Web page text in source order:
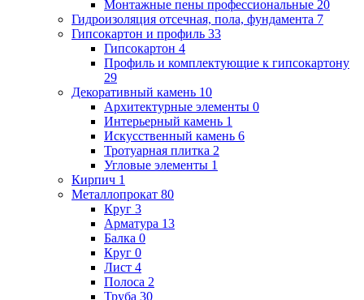
Монтажные пены профессиональные 20
Гидроизоляция отсечная, пола, фундамента 7
Гипсокартон и профиль 33
Гипсокартон 4
Профиль и комплектующие к гипсокартону
29
Декоративный камень 10
Архитектурные элементы 0
Интерьерный камень 1
Искусственный камень 6
Тротуарная плитка 2
Угловые элементы 1
Кирпич 1
Металлопрокат 80
Круг 3
Арматура 13
Балка 0
Круг 0
Лист 4
Полоса 2
Труба 30